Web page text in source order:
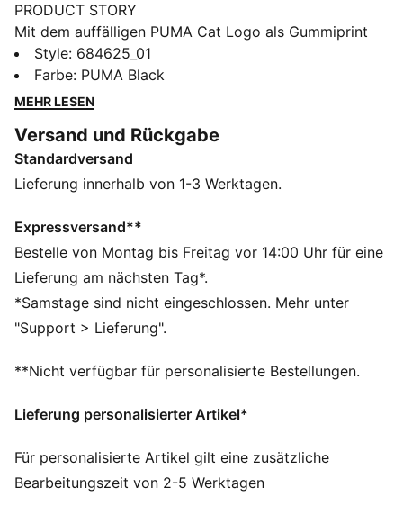
PRODUCT STORY
Mit dem auffälligen PUMA Cat Logo als Gummiprint
kombiniert diese Windjacke Style und Funktionalität.
Mit Leistentaschen hinten für deine Essentials, einer
kuscheligen Kapuze und elastischen Bündchen und
Tage.
FEATURES + VORTEILE
Aus 100 % recyceltem Material, Besatz und Deko sind
DETAILS
Regular Fit
Rundhalsausschnitt
Lange Ärmel
Paspeltaschen auf der Rückseite
PUMA Branding-Details
Style: 684625_01
Farbe: PUMA Black
MEHR LESEN
Versand und Rückgabe
Standardversand
Lieferung innerhalb von 1-3 Werktagen.
Expressversand**
Bestelle von Montag bis Freitag vor 14:00 Uhr für eine
Lieferung am nächsten Tag*.
*Samstage sind nicht eingeschlossen. Mehr unter
"Support > Lieferung".
**Nicht verfügbar für personalisierte Bestellungen.
Lieferung personalisierter Artikel*
Für personalisierte Artikel gilt eine zusätzliche
Bearbeitungszeit von 2-5 Werktagen